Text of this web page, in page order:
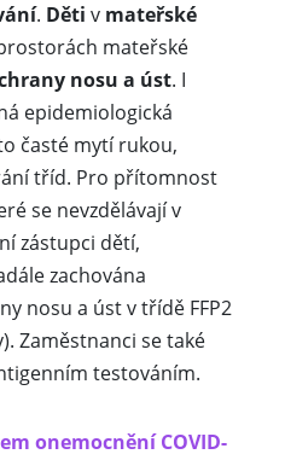
. Děti v mateřské
mateřské
nosu a úst. I
epidemiologická
časté mytí rukou,
tříd. Pro přítomnost
se nevzdělávají v
zástupci dětí,
zachována
nosu a úst v třídě FFP2
Zaměstnanci se také
testováním.
onemocnění COVID-